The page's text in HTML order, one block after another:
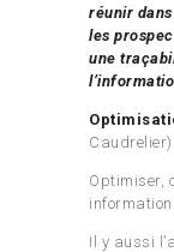
réunir
les
une
Caudrelier)
Optimiser,
Il y aussi